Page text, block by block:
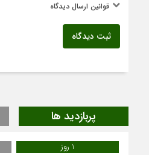
قوانین ارسال دیدگاه
ثبت دیدگاه
پربازدید ها
1 روز